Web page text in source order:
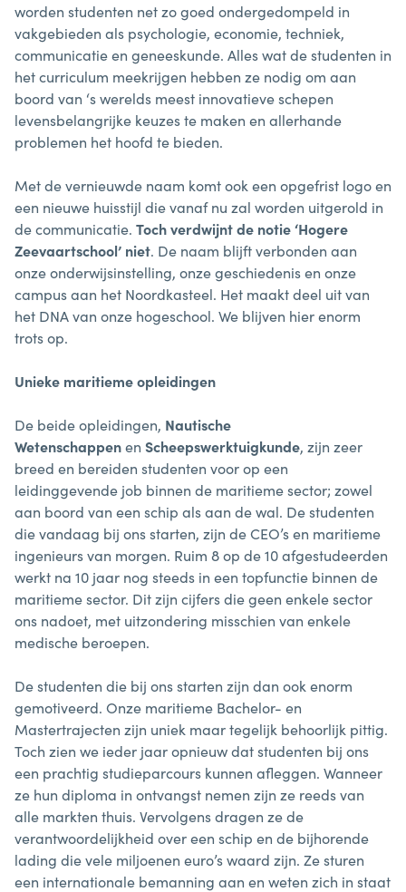
worden studenten net zo goed ondergedompeld in
vakgebieden als psychologie, economie, techniek,
communicatie en geneeskunde. Alles wat de studenten in
het curriculum meekrijgen hebben ze nodig om aan
boord van ‘s werelds meest innovatieve schepen
levensbelangrijke keuzes te maken en allerhande
problemen het hoofd te bieden.
Met de vernieuwde naam komt ook een opgefrist logo en
een nieuwe huisstijl die vanaf nu zal worden uitgerold in
de communicatie. Toch verdwijnt de notie ‘Hogere
Zeevaartschool’ niet. De naam blijft verbonden aan
onze onderwijsinstelling, onze geschiedenis en onze
campus aan het Noordkasteel. Het maakt deel uit van
het DNA van onze hogeschool. We blijven hier enorm
trots op.
Unieke maritieme opleidingen
De beide opleidingen, Nautische
Wetenschappenen Scheepswerktuigkunde, zijn zeer
breed en bereiden studenten voor op een
leidinggevende job binnen de maritieme sector; zowel
aan boord van een schip als aan de wal. De studenten
die vandaag bij ons starten, zijn de CEO’s en maritieme
ingenieurs van morgen. Ruim 8 op de 10 afgestudeerden
werkt na 10 jaar nog steeds in een topfunctie binnen de
maritieme sector. Dit zijn cijfers die geen enkele sector
ons nadoet, met uitzondering misschien van enkele
medische beroepen.
De studenten die bij ons starten zijn dan ook enorm
gemotiveerd. Onze maritieme Bachelor- en
Mastertrajecten zijn uniek maar tegelijk behoorlijk pittig.
Toch zien we ieder jaar opnieuw dat studenten bij ons
een prachtig studieparcours kunnen afleggen. Wanneer
ze hun diploma in ontvangst nemen zijn ze reeds van
alle markten thuis. Vervolgens dragen ze de
verantwoordelijkheid over een schip en de bijhorende
lading die vele miljoenen euro’s waard zijn. Ze sturen
een internationale bemanning aan en weten zich in staat